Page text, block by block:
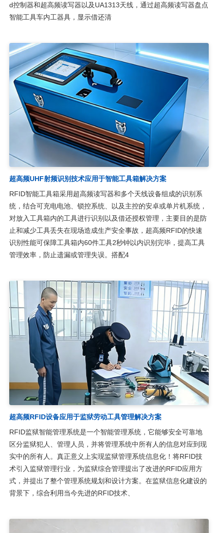
d控制器和超高频读写器以及UA1313天线，通过超高频读写器盘点
智能工具车内工器具，显示借还清
超高频UHF射频识别技术应用于智能工具箱解决方案
RFID智能工具箱采用超高频读写器和多个天线设备组成的识别系
统，结合可充电电池、锁控系统、以及主控的安卓或单片机系统，
对放入工具箱内的工具进行识别以及借还授权管理，主要目的是防
止和减少工具丢失在现场造成生产安全事故，超高频RFID的快速
识别性能可保障工具箱内60件工具2秒钟以内识别完毕，提高工具
管理效率，防止遗漏或管理失误。搭配4
超高频RFID设备应用于监狱劳动工具管理解决方案
RFID监狱智能管理系统是一个智能管理系统，它能够安全可靠地
区分监狱犯人、管理人员，并将管理系统中所有人的信息对应到现
实中的所有人。真正意义上实现监狱管理系统信息化！将RFID技
术引入监狱管理行业，为监狱综合管理提出了改进的RFID应用方
式，并提出了整个管理系统规划和设计方案。在监狱信息化建设的
背景下，综合利用当今先进的RFID技术、